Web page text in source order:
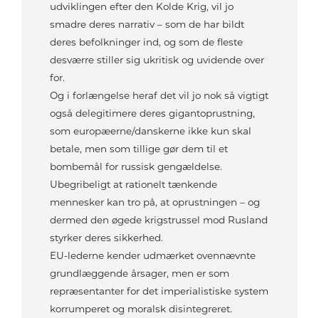
udviklingen efter den Kolde Krig, vil jo
smadre deres narrativ – som de har bildt
deres befolkninger ind, og som de fleste
desværre stiller sig ukritisk og uvidende over
for.
Og i forlængelse heraf det vil jo nok så vigtigt
også delegitimere deres gigantoprustning,
som europæerne/danskerne ikke kun skal
betale, men som tillige gør dem til et
bombemål for russisk gengældelse.
Ubegribeligt at rationelt tænkende
mennesker kan tro på, at oprustningen – og
dermed den øgede krigstrussel mod Rusland
styrker deres sikkerhed.
EU-lederne kender udmærket ovennævnte
grundlæggende årsager, men er som
repræsentanter for det imperialistiske system
korrumperet og moralsk disintegreret.